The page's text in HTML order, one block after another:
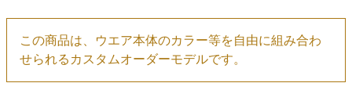
この商品は、ウエア本体のカラー等を自由に組み合わ
せられるカスタムオーダーモデルです。